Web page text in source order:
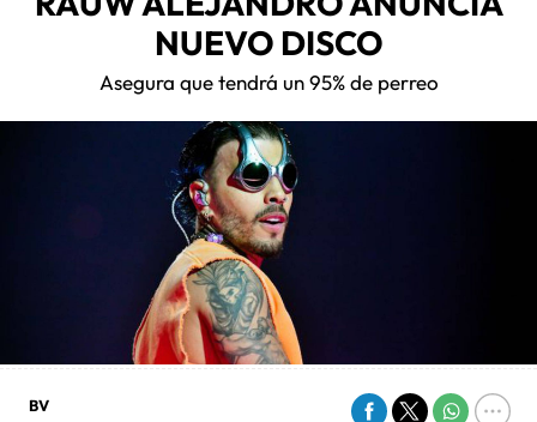
NUEVO DISCO
Asegura que tendrá un 95% de perreo
BV